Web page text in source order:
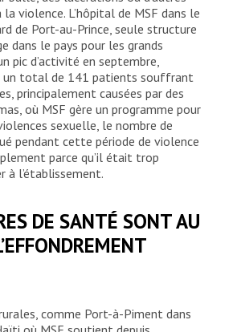
la violence. L’hôpital de MSF dans le
de Port-au-Prince, seule structure
dans le pays pour les grands
pic d’activité en septembre,
un total de 141 patients souffrant
principalement causées par des
où MSF gère un programme pour
sexuelle, le nombre de
pendant cette période de violence
parce qu’il était trop
à l’établissement.
DE SANTÉ SONT AU
comme Port-à-Piment dans